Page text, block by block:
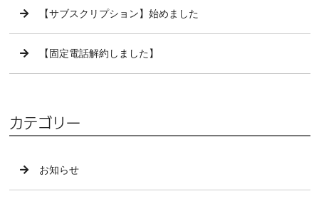
【サブスクリプション】始めました
【固定電話解約しました】
カテゴリー
お知らせ